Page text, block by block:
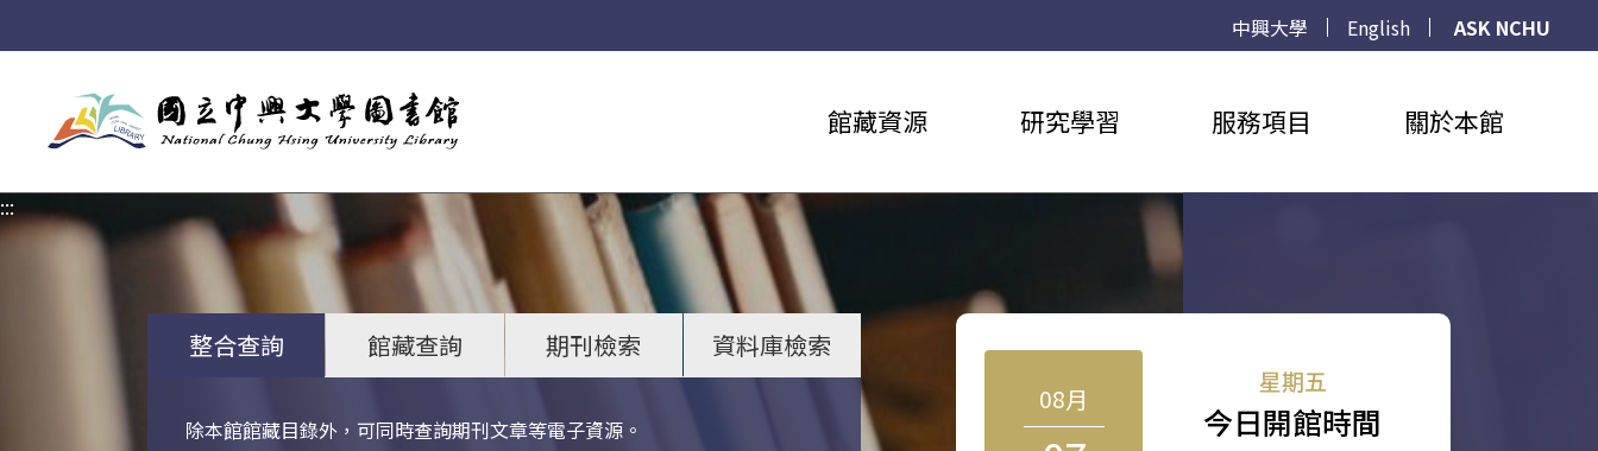
中興大學 English
ASK NCHU
館藏資源 研究學習 服務項目 關於本館
:::
整合查詢 館藏查詢 期刊檢索 資料庫檢索
除本館館藏目錄外，可同時查詢期刊文章等電子資源。
關鍵字搜尋
08月
星期五
今日開館時間